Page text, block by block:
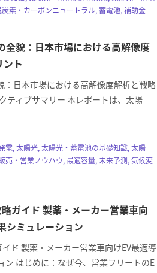
素・カーボンニュートラル, 蓄電池, 補助金
全貌：日本市場における高解像度
ト
：日本市場における高解像度解析と戦略
ティブサマリー 本レポートは、太陽
電, 太陽光, 太陽光・蓄電池の基礎知識, 太陽
売・営業ノウハウ, 最適容量, 未来予測, 気候変
ガイド 製薬・メーカー営業車向
シミュレーション
ド 製薬・メーカー営業車向けEV最適導
ン はじめに：なぜ今、営業フリートのE